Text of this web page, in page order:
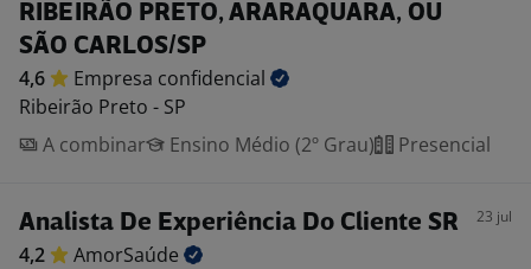
RIBEIRÃO PRETO, ARARAQUARA, OU
SÃO CARLOS/SP
4,6 Empresa confidencial
Ribeirão Preto - SP
A combinar
Ensino Médio (2º Grau) Presencial
Analista De Experiência Do Cliente SR 23 jul
4,2
AmorSaúde